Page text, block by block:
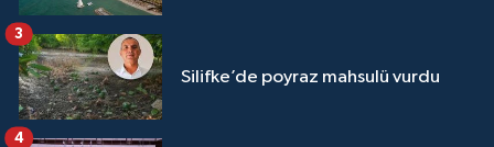
Silifke’de poyraz mahsulü vurdu
3
4